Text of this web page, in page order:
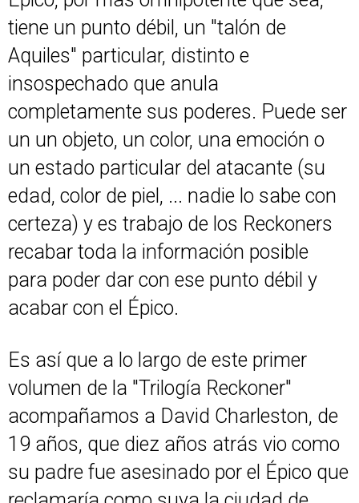
tiene un punto débil, un "talón de
Aquiles" particular, distinto e
insospechado que anula
completamente sus poderes. Puede ser
un un objeto, un color, una emoción o
un estado particular del atacante (su
edad, color de piel, ... nadie lo sabe con
certeza) y es trabajo de los Reckoners
recabar toda la información posible
para poder dar con ese punto débil y
acabar con el Épico.
Es así que a lo largo de este primer
volumen de la "Trilogía Reckoner"
acompañamos a David Charleston, de
19 años, que diez años atrás vio como
su padre fue asesinado por el Épico que